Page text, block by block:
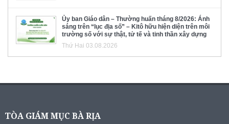
Ủy ban Giáo dân – Thường huấn tháng 8/2026: Ánh
sáng trên “lục địa số” – Kitô hữu hiện diện trên môi
trường số với sự thật, tử tế và tinh thần xây dựng
Thứ Hai 03.08.2026
TÒA GIÁM MỤC BÀ RỊA